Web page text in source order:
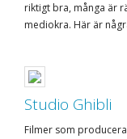
riktigt bra, många är
mediokra. Här är
Studio Ghibli
Filmer som